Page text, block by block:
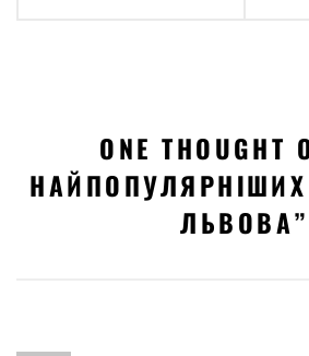
ONE THOUGHT
ЛЬВОВА”